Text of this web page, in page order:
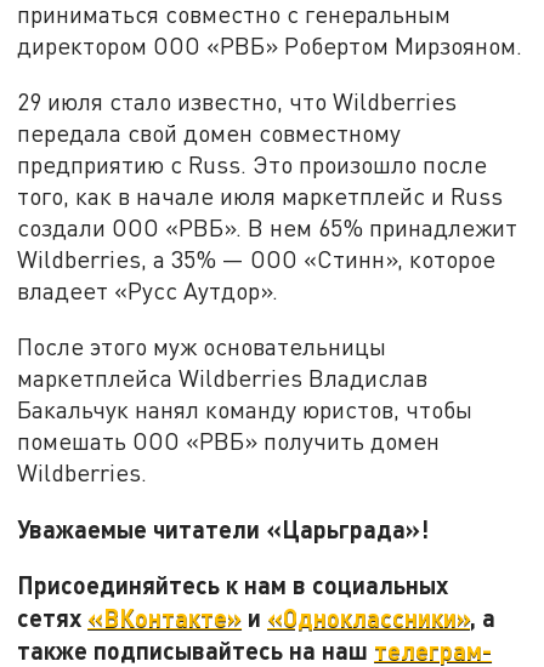
приниматься совместно с генеральным
директором ООО «РВБ» Робертом Мирзояном.
29 июля стало известно, что Wildberries
передала свой домен совместному
предприятию с Russ. Это произошло после
того, как в начале июля маркетплейс и Russ
создали ООО «РВБ». В нем 65% принадлежит
Wildberries, а 35% — ООО «Стинн», которое
владеет «Русс Аутдор».
После этого муж основательницы
маркетплейса Wildberries Владислав
Бакальчук нанял команду юристов, чтобы
помешать ООО «РВБ» получить домен
Wildberries.
Уважаемые читатели «Царьграда»!
Присоединяйтесь к нам в социальных
сетях «ВКонтакте» и «Одноклассники», а
также подписывайтесь на наш телеграм-